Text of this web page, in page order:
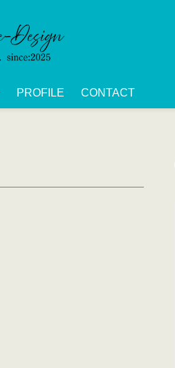
PROFILE CONTACT